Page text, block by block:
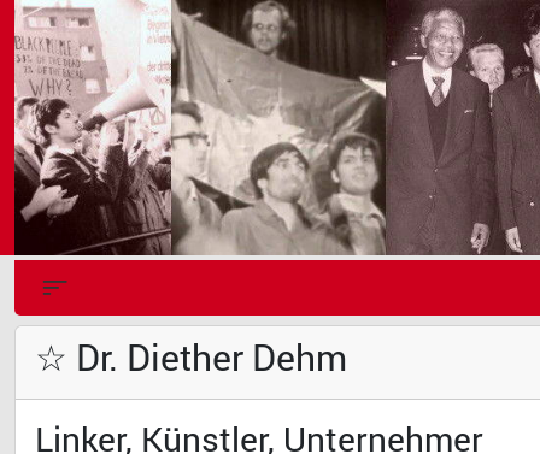
☆ Dr. Diether Dehm
Linker, Künstler, Unternehmer